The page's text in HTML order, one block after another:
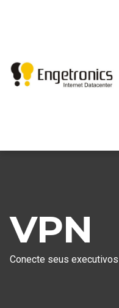
VPN
Conecte seus